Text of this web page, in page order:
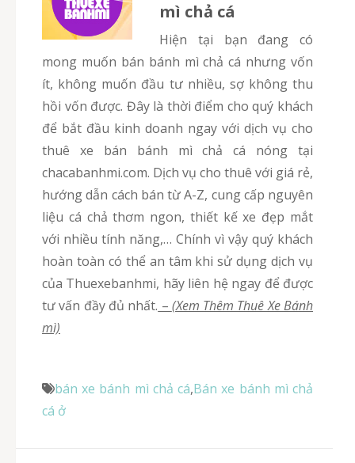
mì chả cá
Hiện tại bạn đang có
mong muốn bán bánh mì chả cá nhưng vốn
ít, không muốn đầu tư nhiều, sợ không thu
hồi vốn được. Đây là thời điểm cho quý khách
để bắt đầu kinh doanh ngay với dịch vụ cho
thuê xe bán bánh mì chả cá nóng tại
chacabanhmi.com. Dịch vụ cho thuê với giá rẻ,
hướng dẫn cách bán từ A-Z, cung cấp nguyên
liệu cá chả thơm ngon, thiết kế xe đẹp mắt
với nhiều tính năng,… Chính vì vậy quý khách
hoàn toàn có thể an tâm khi sử dụng dịch vụ
của Thuexebanhmi, hãy liên hệ ngay để được
tư vấn đầy đủ nhất. – (Xem Thêm Thuê Xe Bánh
mì)
bán xe bánh mì chả cá,Bán xe bánh mì chả
cá ở